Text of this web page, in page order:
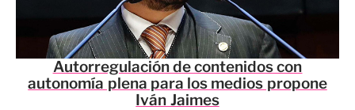
Autorregulación de contenidos con
autonomía plena para los medios propone
Iván Jaimes